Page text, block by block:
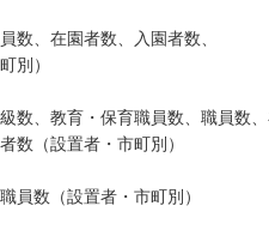
在園者数、入園者数、
）
教育・保育職員数、職員数、
設置者・市町別）
（設置者・市町別）